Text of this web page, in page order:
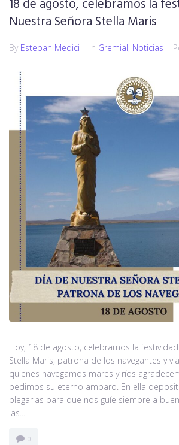
18 de agosto, celebramos la
Nuestra Señora Stella Maris
By Esteban Medici In Gremial, Noticias
Hoy, 18 de agosto, celebramos la
Stella Maris, patrona de los navegantes y
quienes navegamos mares y ríos
pedimos su eterno amparo. En ella
plegarias para que nos guíe siempre a
las...
0